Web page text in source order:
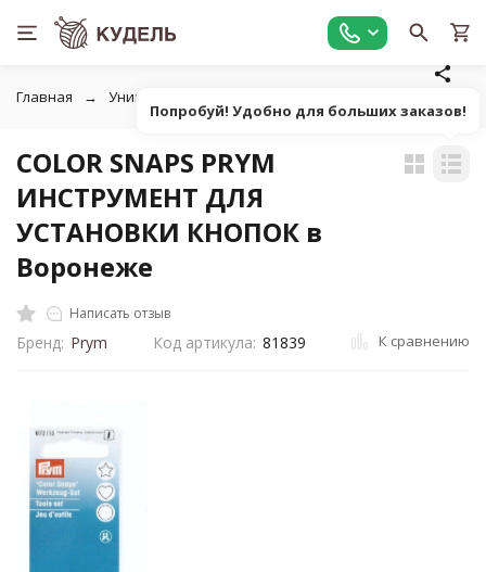
Главная Универсальные товары для рукоделия
COLOR SNAPS PRYM
ИНСТРУМЕНТ ДЛЯ
УСТАНОВКИ КНОПОК в
Воронеже
Написать отзыв
Бренд: Prym Код артикула: 81839 К сравнению
Попробуй! Удобно для больших заказов!